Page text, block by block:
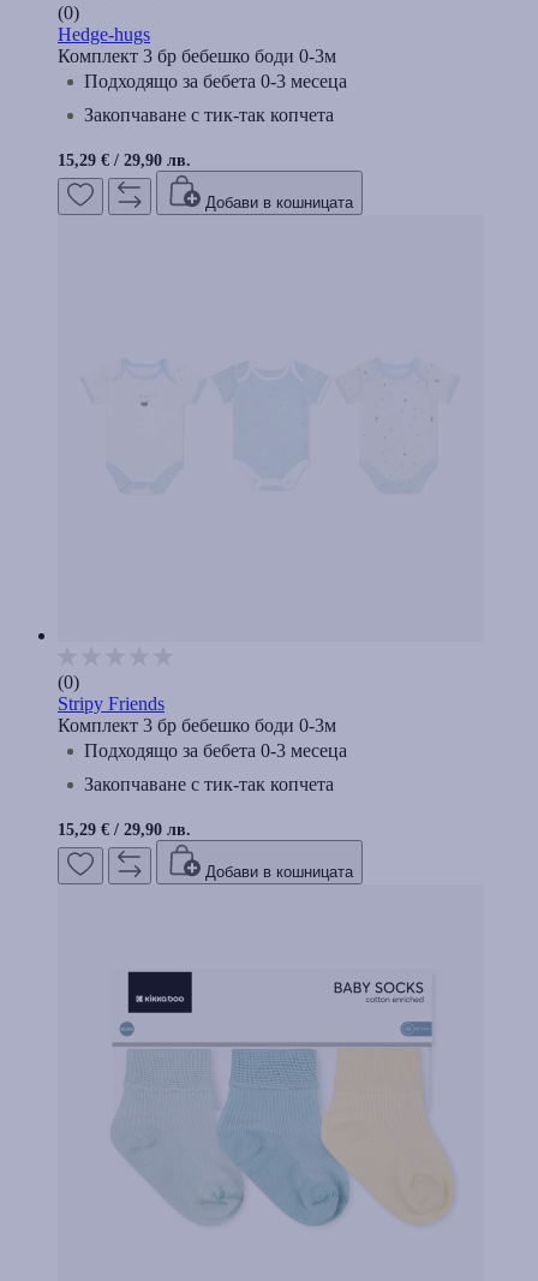
(0)
Hedge-hugs
Комплект 3 бр бебешко боди 0-3м
Подходящо за бебета 0-3 месеца
Закопчаване с тик-так копчета
15,29 € / 29,90 лв.
Добави в кошницата
(0)
Stripy Friends
Комплект 3 бр бебешко боди 0-3м
Подходящо за бебета 0-3 месеца
Закопчаване с тик-так копчета
15,29 € / 29,90 лв.
Добави в кошницата